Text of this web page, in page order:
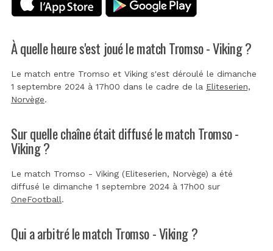
À quelle heure s'est joué le match Tromso - Viking ?
Le match entre Tromso et Viking s'est déroulé le dimanche
1 septembre 2024 à 17h00 dans le cadre de la Eliteserien,
Norvège.
Sur quelle chaîne était diffusé le match Tromso -
Viking ?
Le match Tromso - Viking (Eliteserien, Norvège) a été
diffusé le dimanche 1 septembre 2024 à 17h00 sur
OneFootball.
Qui a arbitré le match Tromso - Viking ?